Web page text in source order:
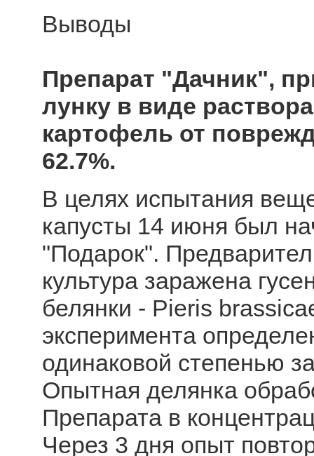
Выводы
Препарат "Дачник",
лунку в виде
картофель от
62.7%.
В целях испытания
капусты 14 июня был
"Подарок".
культура заражена
белянки - Pieris
эксперимента
одинаковой степенью
Опытная делянка
Препарата в
Через 3 дня опыт